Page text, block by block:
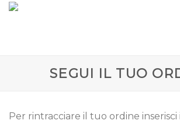
Skip
SEGUI IL TUO
Per rintracciare il tuo ordine